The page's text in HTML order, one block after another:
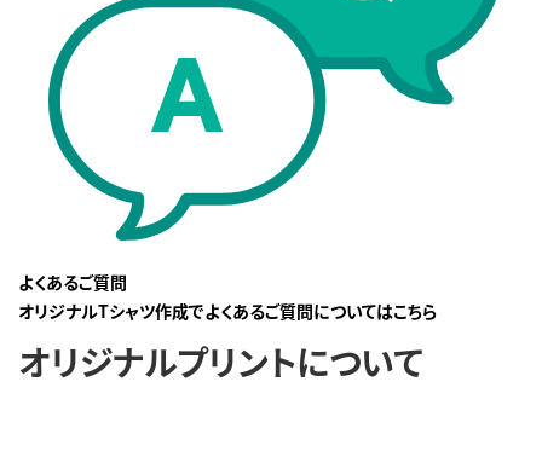
よくあるご質問
オリジナルTシャツ作成でよくあるご質問についてはこちら
オリジナルプリントについて